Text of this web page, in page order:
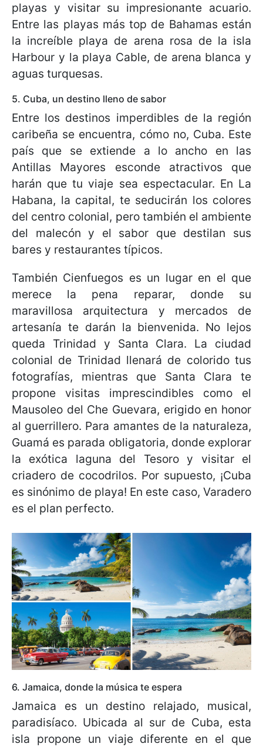
playas y visitar su impresionante acuario.
Entre las playas más top de Bahamas están
la increíble playa de arena rosa de la isla
Harbour y la playa Cable, de arena blanca y
aguas turquesas.
5. Cuba, un destino lleno de sabor
Entre los destinos imperdibles de la región
caribeña se encuentra, cómo no, Cuba. Este
país que se extiende a lo ancho en las
Antillas Mayores esconde atractivos que
harán que tu viaje sea espectacular. En La
Habana, la capital, te seducirán los colores
del centro colonial, pero también el ambiente
del malecón y el sabor que destilan sus
bares y restaurantes típicos.
También Cienfuegos es un lugar en el que
merece la pena reparar, donde su
maravillosa arquitectura y mercados de
artesanía te darán la bienvenida. No lejos
queda Trinidad y Santa Clara. La ciudad
colonial de Trinidad llenará de colorido tus
fotografías, mientras que Santa Clara te
propone visitas imprescindibles como el
Mausoleo del Che Guevara, erigido en honor
al guerrillero. Para amantes de la naturaleza,
Guamá es parada obligatoria, donde explorar
la exótica laguna del Tesoro y visitar el
criadero de cocodrilos. Por supuesto, ¡Cuba
es sinónimo de playa! En este caso, Varadero
es el plan perfecto.
6. Jamaica, donde la música te espera
Jamaica es un destino relajado, musical,
paradisíaco. Ubicada al sur de Cuba, esta
isla propone un viaje diferente en el que